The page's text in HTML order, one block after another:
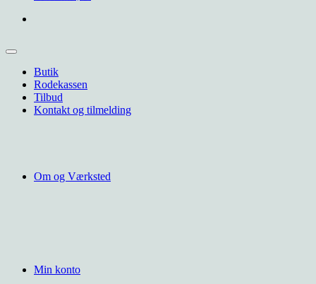
Butik
Rodekassen
Tilbud
Kontakt og tilmelding
Om og Værksted
Min konto